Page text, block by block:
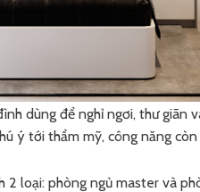
dùng để nghỉ ngơi, thư giãn
ý tới thẩm mỹ, công năng
2 loại: phòng ngủ master và